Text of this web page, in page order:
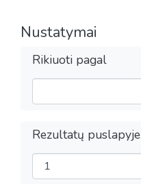
Nustatymai
Rikiuoti pagal
Rezultatų puslapyje